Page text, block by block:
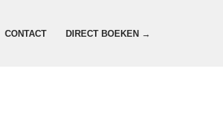
CONTACT DIRECT BOEKEN →